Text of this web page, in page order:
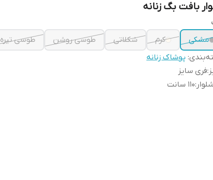
بافت بگ زنانه
مشکی
کرم شکلاتی طوسی روشن
طوسی تیره
: پوشاک زنانه
:فری سایز
:۱۱۰ سانت